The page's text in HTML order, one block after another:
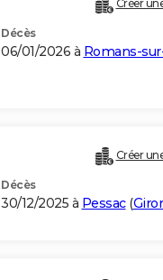
Créer
Décès
06/01/2026 à Romans-
Créer
Décès
30/12/2025 à Pessac(